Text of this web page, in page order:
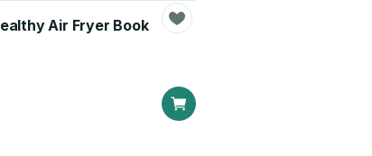
Air Fryer Book